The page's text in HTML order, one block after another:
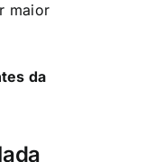
maior
da